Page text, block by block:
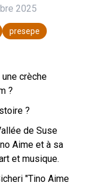
2025
presepe
crèche
?
?
de Suse
Aime et à sa
et musique.
"Tino Aime